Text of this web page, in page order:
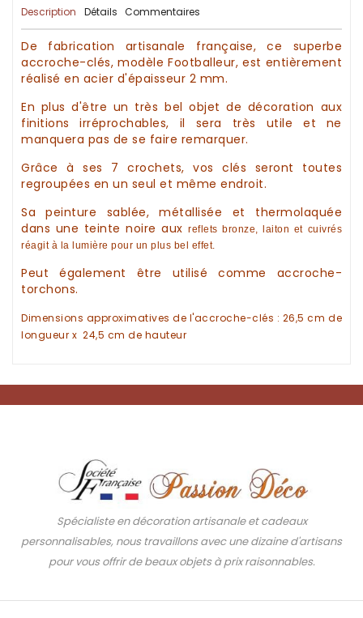
Description Détails Commentaires
De fabrication artisanale française, ce superbe
accroche-clés, modèle Footballeur, est entièrement
réalisé en acier d'épaisseur 2 mm.
En plus d'être un très bel objet de décoration aux
finitions irréprochables, il sera très utile et ne
manquera pas de se faire remarquer.
Grâce à ses 7 crochets, vos clés seront toutes
regroupées en un seul et même endroit.
Sa peinture sablée, métallisée et thermolaquée
dans une teinte noire auxreflets bronze, laiton et cuivrés
réagit à la lumière pour un plus bel effet.
Peut également être utilisé comme accroche-
torchons.
Dimensions approximatives de l'accroche-clés : 26,5 cm de
longueur x 24,5 cm de hauteur
Spécialiste en décoration artisanale et cadeaux
personnalisables, nous travaillons avec une dizaine d'artisans
pour vous offrir de beaux objets à prix raisonnables.